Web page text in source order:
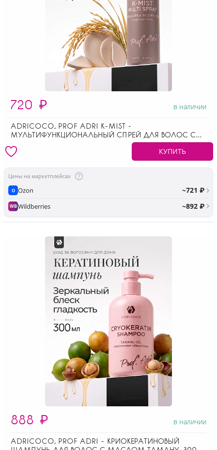
720 ₽ в наличии
ADRICOCO, PROF ADRI K-MIST -
МУЛЬТИФУНКЦИОНАЛЬНЫЙ СПРЕЙ ДЛЯ ВОЛОС С
КУПИТЬ
Цены на маркетплейсах
O Ozon ~721 ₽
WBWildberries ~892 ₽
888 ₽ в наличии
ADRICOCO, PROF ADRI - КРИОКЕРАТИНОВЫЙ